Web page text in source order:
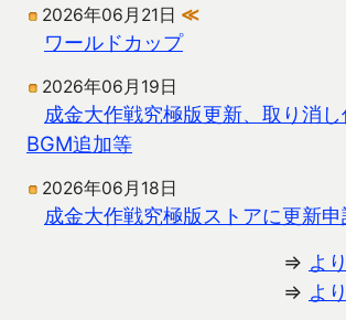
2026年06月21日 ≪
ワールドカップ
2026年06月19日
成金大作戦究極版更新、取り消し
BGM追加等
2026年06月18日
成金大作戦究極版ストアに更新申
⇒ よ
⇒ よ